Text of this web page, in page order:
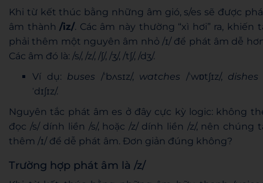
Khi từ kết thúc bằng những âm gió, s/es sẽ được
âm thành /iz/. Các âm này thường “xì hơi” ra, khiến
phải thêm một nguyên âm nhỏ /ɪ/ để phát âm dễ
Các âm đó là: /s/, /z/, /ʃ/, /ʒ/, /tʃ/, /dʒ/.
Ví dụ: buses /ˈbʌsɪz/, watches /ˈwɒtʃɪz/, dishes
ˈdɪʃɪz/.
Nguyên tắc phát âm es ở đây cực kỳ logic: không
đọc /s/ dính liền /s/, hoặc /z/ dính liền /z/, nên chúng
thêm /ɪ/ để dễ phát âm. Đơn giản đúng không?
Trường hợp phát âm là /z/